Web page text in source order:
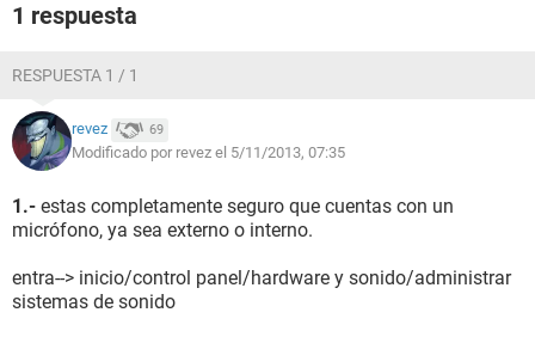
1 respuesta
RESPUESTA 1 / 1
revez 69
Modificado por revez el 5/11/2013, 07:35
1.- estas completamente seguro que cuentas con un
micrófono, ya sea externo o interno.
entra--> inicio/control panel/hardware y sonido/administrar
sistemas de sonido